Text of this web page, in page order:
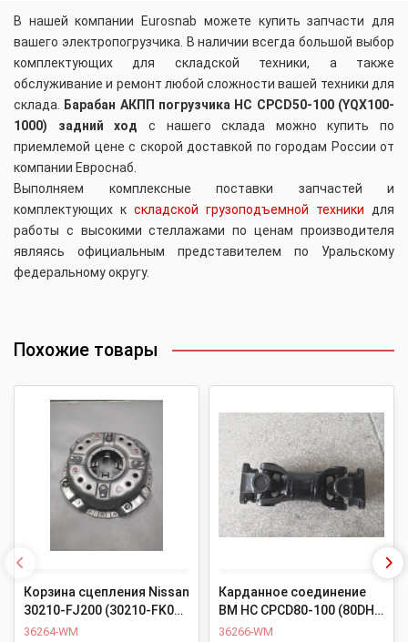
В нашей компании Eurosnab можете купить запчасти для
вашего электропогрузчика. В наличии всегда большой выбор
комплектующих для складской техники, а также
обслуживание и ремонт любой сложности вашей техники для
склада.
Барабан АКПП погрузчика HC CPCD50-100 (YQX100-
1000) задний ход с нашего склада можно купить по
приемлемой цене с скорой доставкой по городам России от
компании Евроснаб.
Выполняем комплексные поставки запчастей и
комплектующих к складской грузоподъемной техники для
работы с высокими стеллажами по ценам производителя
являясь официальным представителем по Уральскому
федеральному округу.
Похожие товары
Корзина сцепления Nissan
30210-FJ200 (30210-FK000
/ 91321-01010 / 30210-
36264-WM
Карданное соединение
ВМ HC CPCD80-100 (80DH-
220000)
36266-WM